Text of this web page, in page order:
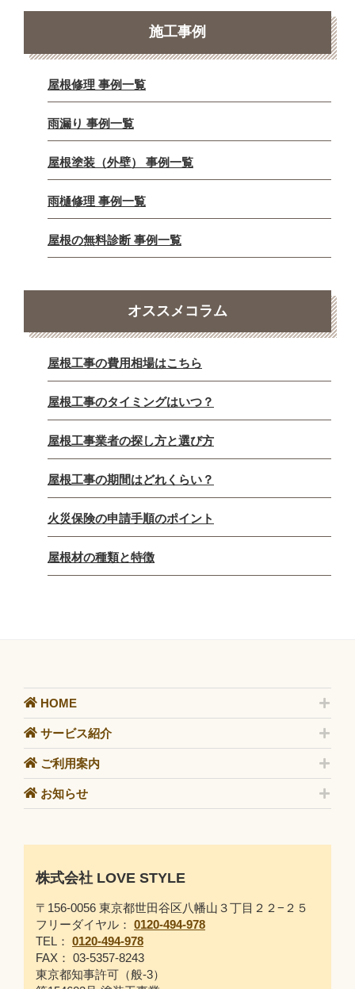
施工事例
屋根修理 事例一覧
雨漏り 事例一覧
屋根塗装（外壁） 事例一覧
雨樋修理 事例一覧
屋根の無料診断 事例一覧
オススメコラム
屋根工事の費用相場はこちら
屋根工事のタイミングはいつ？
屋根工事業者の探し方と選び方
屋根工事の期間はどれくらい？
火災保険の申請手順のポイント
屋根材の種類と特徴
HOME
サービス紹介
ご利用案内
お知らせ
株式会社 LOVE STYLE
〒156-0056 東京都世田谷区八幡山３丁目２２−２５
フリーダイヤル： 0120-494-978
TEL： 0120-494-978
FAX： 03-5357-8243
東京都知事許可（般-3）